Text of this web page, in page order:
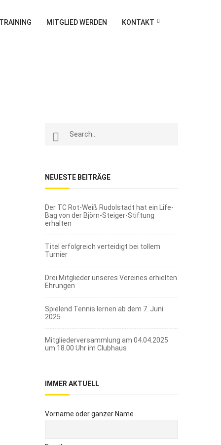
MITGLIED WERDEN KONTAKT
NEUESTE BEITRÄGE
Der TC Rot-Weiß Rudolstadt hat ein Life-
Bag von der Björn-Steiger-Stiftung
erhalten
Titel erfolgreich verteidigt bei tollem
Turnier
Drei Mitglieder unseres Vereines erhielten
Ehrungen
Spielend Tennis lernen ab dem 7. Juni
2025
Mitgliederversammlung am 04.04.2025
um 18.00 Uhr im Clubhaus
IMMER AKTUELL
Vorname oder ganzer Name